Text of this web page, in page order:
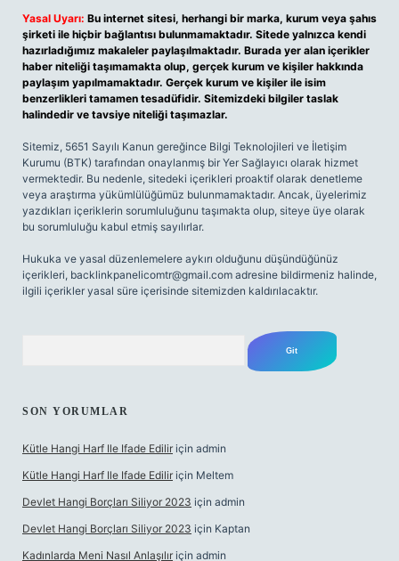
Yasal Uyarı: Bu internet sitesi, herhangi bir marka, kurum veya şahıs
şirketi ile hiçbir bağlantısı bulunmamaktadır. Sitede yalnızca kendi
hazırladığımız makaleler paylaşılmaktadır. Burada yer alan içerikler
haber niteliği taşımamakta olup, gerçek kurum ve kişiler hakkında
paylaşım yapılmamaktadır. Gerçek kurum ve kişiler ile isim
benzerlikleri tamamen tesadüfidir. Sitemizdeki bilgiler taslak
halindedir ve tavsiye niteliği taşımazlar.
Sitemiz, 5651 Sayılı Kanun gereğince Bilgi Teknolojileri ve İletişim
Kurumu (BTK) tarafından onaylanmış bir Yer Sağlayıcı olarak hizmet
vermektedir. Bu nedenle, sitedeki içerikleri proaktif olarak denetleme
veya araştırma yükümlülüğümüz bulunmamaktadır. Ancak, üyelerimiz
yazdıkları içeriklerin sorumluluğunu taşımakta olup, siteye üye olarak
bu sorumluluğu kabul etmiş sayılırlar.
Hukuka ve yasal düzenlemelere aykırı olduğunu düşündüğünüz
içerikleri, backlinkpanelicomtr@gmail.com adresine bildirmeniz halinde,
ilgili içerikler yasal süre içerisinde sitemizden kaldırılacaktır.
SON YORUMLAR
Kütle Hangi Harf Ile Ifade Edilir için admin
Kütle Hangi Harf Ile Ifade Edilir için Meltem
Devlet Hangi Borçları Siliyor 2023 için admin
Devlet Hangi Borçları Siliyor 2023 için Kaptan
Kadınlarda Meni Nasıl Anlaşılır için admin